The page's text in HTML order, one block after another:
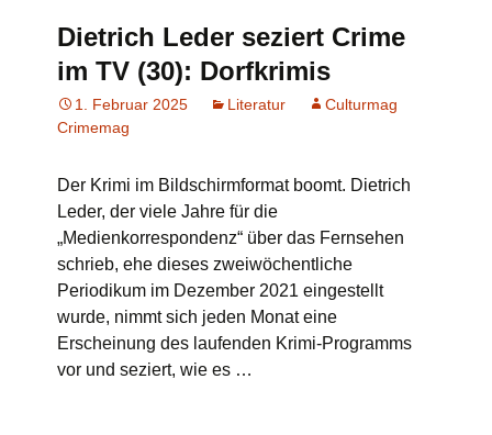
Dietrich Leder seziert Crime
im TV (30): Dorfkrimis
1. Februar 2025 Literatur
Culturmag
Crimemag
Der Krimi im Bildschirmformat boomt. Dietrich
Leder, der viele Jahre für die
„Medienkorrespondenz“ über das Fernsehen
schrieb, ehe dieses zweiwöchentliche
Periodikum im Dezember 2021 eingestellt
wurde, nimmt sich jeden Monat eine
Erscheinung des laufenden Krimi-Programms
vor und seziert, wie es …